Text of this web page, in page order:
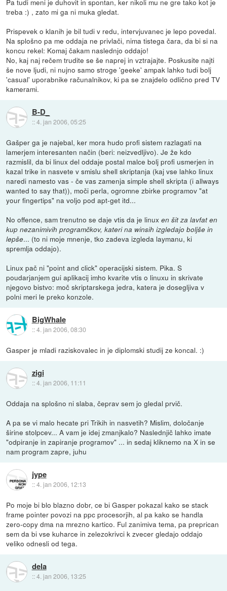
treba :) , zato mi ga ni muka gledat.
Prispevek o klanih je bil tudi v redu, intervjuvanec je lepo povedal.
Na splošno pa me oddaja ne privlači, nima tistega čara, da bi si na
koncu rekel: Komaj čakam naslednjo oddajo!
No, kaj naj rečem trudite se še naprej in vztrajajte. Poskusite najti
še nove ljudi, ni nujno samo stroge 'geeke' ampak lahko tudi bolj
'casual' uporabnike računalnikov, ki pa se znajdelo odlično pred TV
kamerami.
B-D_
::4. jan 2006, 05:25
Gašper ga je najebal, ker mora hudo profi sistem razlagati na
lamerjem interesanten način (beri: neizvedljivo). Je že kdo
razmislil, da bi linux del oddaje postal malce bolj profi usmerjen in
kazal trike in nasvete v smislu shell skriptanja (kaj vse lahko linux
naredi namesto vas - če vas zamenja simple shell skripta (i allways
wanted to say that)), moči perla, ogromne zbirke programov "at
your fingertips" na voljo pod apt-get itd...
No offence, sam trenutno se daje vtis da je linuxen šit za lavfat en
kup nezanimivih programčkov, kateri na winsih izgledajo boljše in
lepše... (to ni moje mnenje, tko zadeva izgleda laymanu, ki
spremlja oddajo).
Linux pač ni "point and click" operacijski sistem. Pika. S
poudarjanjem gui aplikacij imho kvarite vtis o linuxu in skrivate
njegovo bistvo: moč skriptarskega jedra, katera je dosegljiva v
polni meri le preko konzole.
BigWhale
::4. jan 2006, 08:30
Gasper je mladi raziskovalec in je diplomski studij ze koncal. :)
zigi
::4. jan 2006, 11:11
Oddaja na splošno ni slaba, čeprav sem jo gledal prvič.
A pa se vi malo hecate pri Trikih in nasvetih? Mislim, določanje
širine stolpcev... A vam je idej zmanjkalo? Naslednjič lahko imate
"odpiranje in zapiranje programov" ... in sedaj kliknemo na X in se
nam program zapre, juhu
jype
::4. jan 2006, 12:13
Po moje bi blo blazno dobr, ce bi Gasper pokazal kako se stack
frame pointer povozi na ppc procesorjih, al pa kako se handla
zero-copy dma na mrezno kartico. Ful zanimiva tema, pa preprican
sem da bi vse kuharce in zelezokrivci k zvecer gledajo oddajo
veliko odnesli od tega.
dela
::4. jan 2006, 13:25